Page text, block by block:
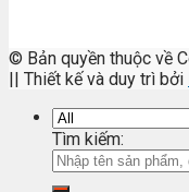
© Bản quyền thuộc về
|| Thiết kế và duy trì bởi
Tìm kiếm: